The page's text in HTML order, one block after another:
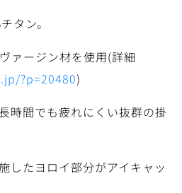
タン。
ァージン材を使用(詳細
?p=20480)
時間でも疲れにくい抜群の掛
したヨロイ部分がアイキャッ